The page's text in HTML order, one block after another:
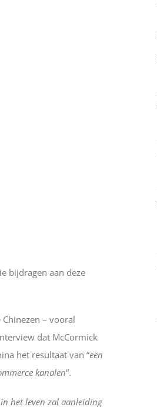
bijdragen aan deze
– vooral
dat McCormick
het resultaat van “een
kanalen“.
het leven zal aanleiding